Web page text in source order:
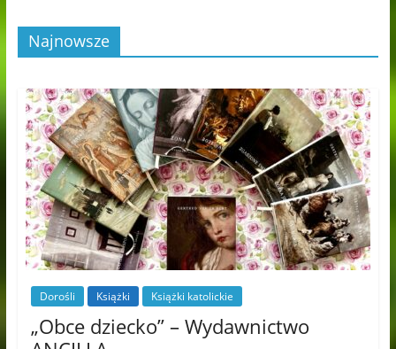
Najnowsze
Dorośli Książki Książki katolickie
„Obce dziecko” – Wydawnictwo